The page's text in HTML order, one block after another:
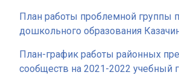
План работы проблемной группы
дошкольного образования
План-график работы районных
сообществ на 2021-2022 учебный